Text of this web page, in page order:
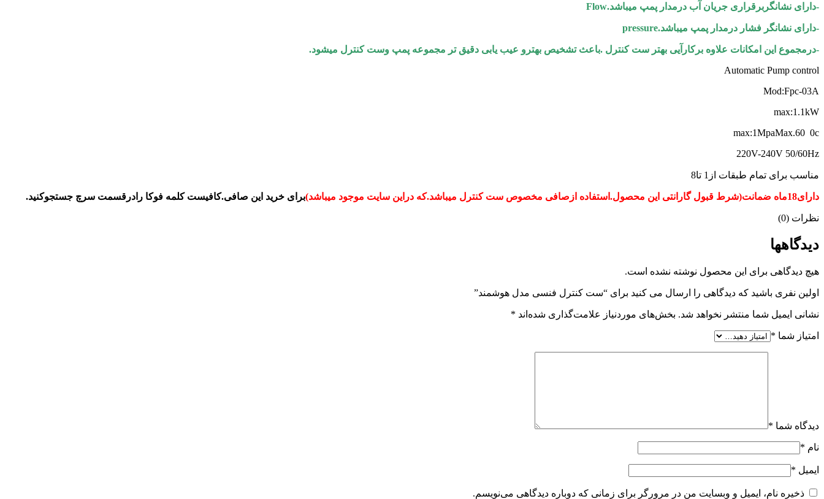
-دارای نشانگربرقراری جریان آب درمدار پمپ میباشد.Flow
-دارای نشانگر فشار درمدار پمپ میباشد.pressure
-درمجموع این امکانات علاوه برکارآیی بهتر ست کنترل .باعث تشخیص بهترو عیب یابی دقیق تر مجموعه پمپ وست کنترل میشود.
Automatic Pump control
Mod:Fpc-03A
max:1.1kW
max:1MpaMax.60 0c
220V-240V 50/60Hz
مناسب برای تمام طبقات از1 تا8
دارای18ماه ضمانت(شرط قبول گارانتی این محصول.استفاده ازصافی مخصوص ست کنترل میباشد.که دراین سایت موجود میباشد) برای خرید این صافی.کافیست کلمه فوکا رادرقسمت سرچ جستجوکنید.
نظرات (0)
دیدگاهها
هیچ دیدگاهی برای این محصول نوشته نشده است.
اولین نفری باشید که دیدگاهی را ارسال می کنید برای “ست کنترل فنسی مدل هوشمند”
نشانی ایمیل شما منتشر نخواهد شد. بخش‌های موردنیاز علامت‌گذاری شده‌اند *
امتیاز شما *
دیدگاه شما *
نام *
ایمیل *
ذخیره نام، ایمیل و وبسایت من در مرورگر برای زمانی که دوباره دیدگاهی می‌نویسم.